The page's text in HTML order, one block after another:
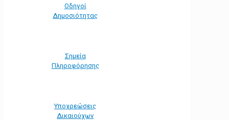
Οδηγοί
Δημοσιότητας
Σημεία
Πληροφόρησης
Υποχρεώσεις
Δικαιούχων